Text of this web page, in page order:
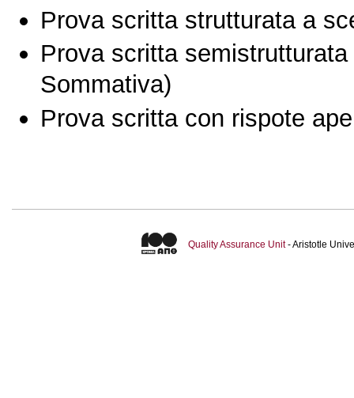
Prova scritta strutturata a
Prova scritta
Sommativa)
Prova scritta con rispote
Quality Assurance Unit- Aristotle